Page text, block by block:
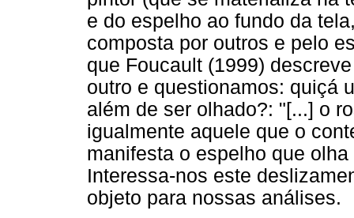
e do espelho ao fundo da
composta por outros e pelo
que Foucault (1999)
outro e questionamos: quiçá
além de ser olhado?: "[...] o
igualmente aquele que o
manifesta o espelho que
Interessa-nos este
objeto para nossas análises.